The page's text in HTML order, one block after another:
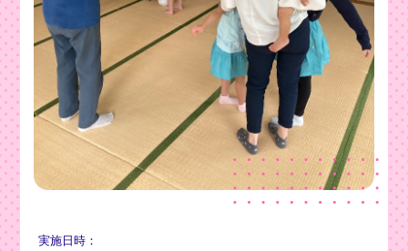
実施日時：